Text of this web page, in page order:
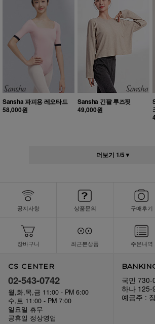
Sansha 파피용 레오타드
58,000원
Sansha 긴팔 루즈핏
49,000원
더보기 1/5▼
공지사항 상품문의 구매후기
장바구니 최근본상품 주문내역
CS CENTER
02-543-0742
월,화,목,금 11:00 - PM 6:00
수,토 11:00 - PM 7:00
일요일 휴무
공휴일 정상영업
국민
하나 125-
예금주 :